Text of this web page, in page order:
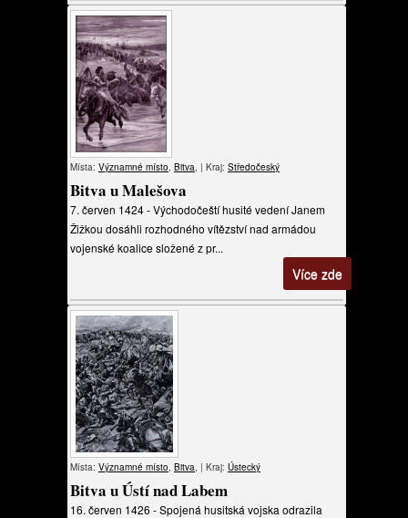
Místa: Významné místo, Bitva, | Kraj: Středočeský
Bitva u Malešova
7. červen 1424 - Východočeští husité vedení Janem
Žižkou dosáhli rozhodného vítězství nad armádou
vojenské koalice složené z pr...
Více zde
Místa: Významné místo, Bitva, | Kraj: Ústecký
Bitva u Ústí nad Labem
16. červen 1426 - Spojená husitská vojska odrazila